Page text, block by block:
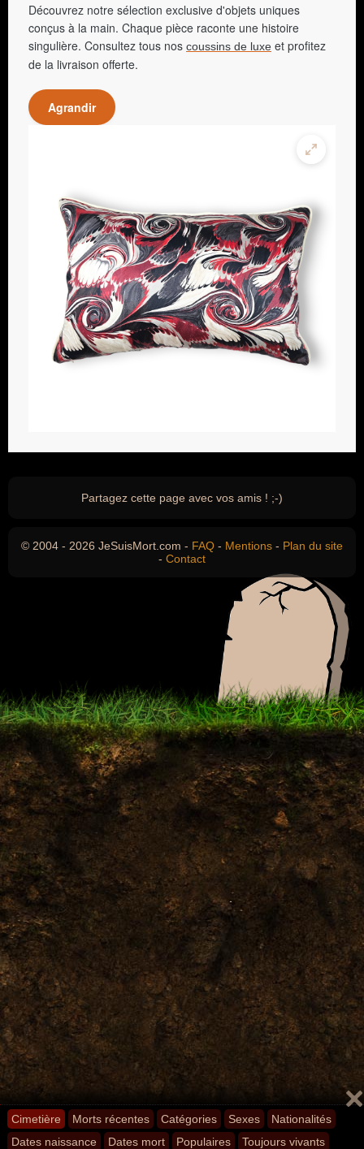
Cimetière Morts récentes Catégories Sexes
Nationalités
Dates naissance
Dates mort Populaires Toujours vivants
Découvrez notre sélection exclusive d'objets uniques
conçus à la main. Chaque pièce raconte une histoire
singulière. Consultez tous nos coussins de luxe et profitez
de la livraison offerte.
Agrandir
Partagez cette page avec vos amis ! ;-)
© 2004 - 2026 JeSuisMort.com - FAQ - Mentions - Plan du site
- Contact